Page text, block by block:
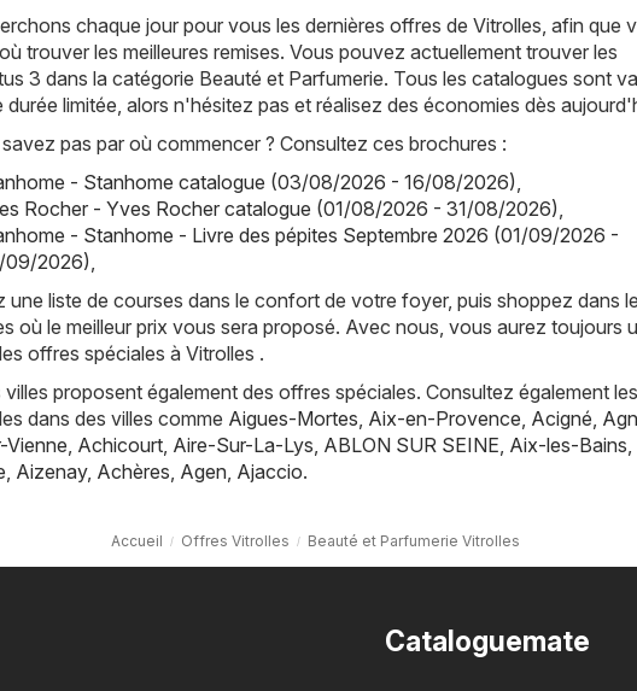
chaque jour pour vous les dernières offres de Vitrolles, afin que
trouver les meilleures remises. Vous pouvez actuellement trouver les
3 dans la catégorie Beauté et Parfumerie. Tous les catalogues sont
durée limitée, alors n'hésitez pas et réalisez des économies dès
pas par où commencer ? Consultez ces brochures :
- Stanhome catalogue (03/08/2026 - 16/08/2026)
Rocher - Yves Rocher catalogue (01/08/2026 - 31/08/2026)
- Stanhome - Livre des pépites Septembre 2026 (01/09/2026 -
2026)
une liste de courses dans le confort de votre foyer, puis shoppez dans
où le meilleur prix vous sera proposé. Avec nous, vous aurez toujours
offres spéciales à Vitrolles .
proposent également des offres spéciales. Consultez également
dans des villes comme Aigues-Mortes Aix-en-Provence Acigné
Vienne Achicourt Aire-Sur-La-Lys ABLON SUR SEINE Aix-les-Bains
Aizenay, Achères Agen Ajaccio.
Accueil Offres Vitrolles Beauté et Parfumerie Vitrolles
Cataloguemate